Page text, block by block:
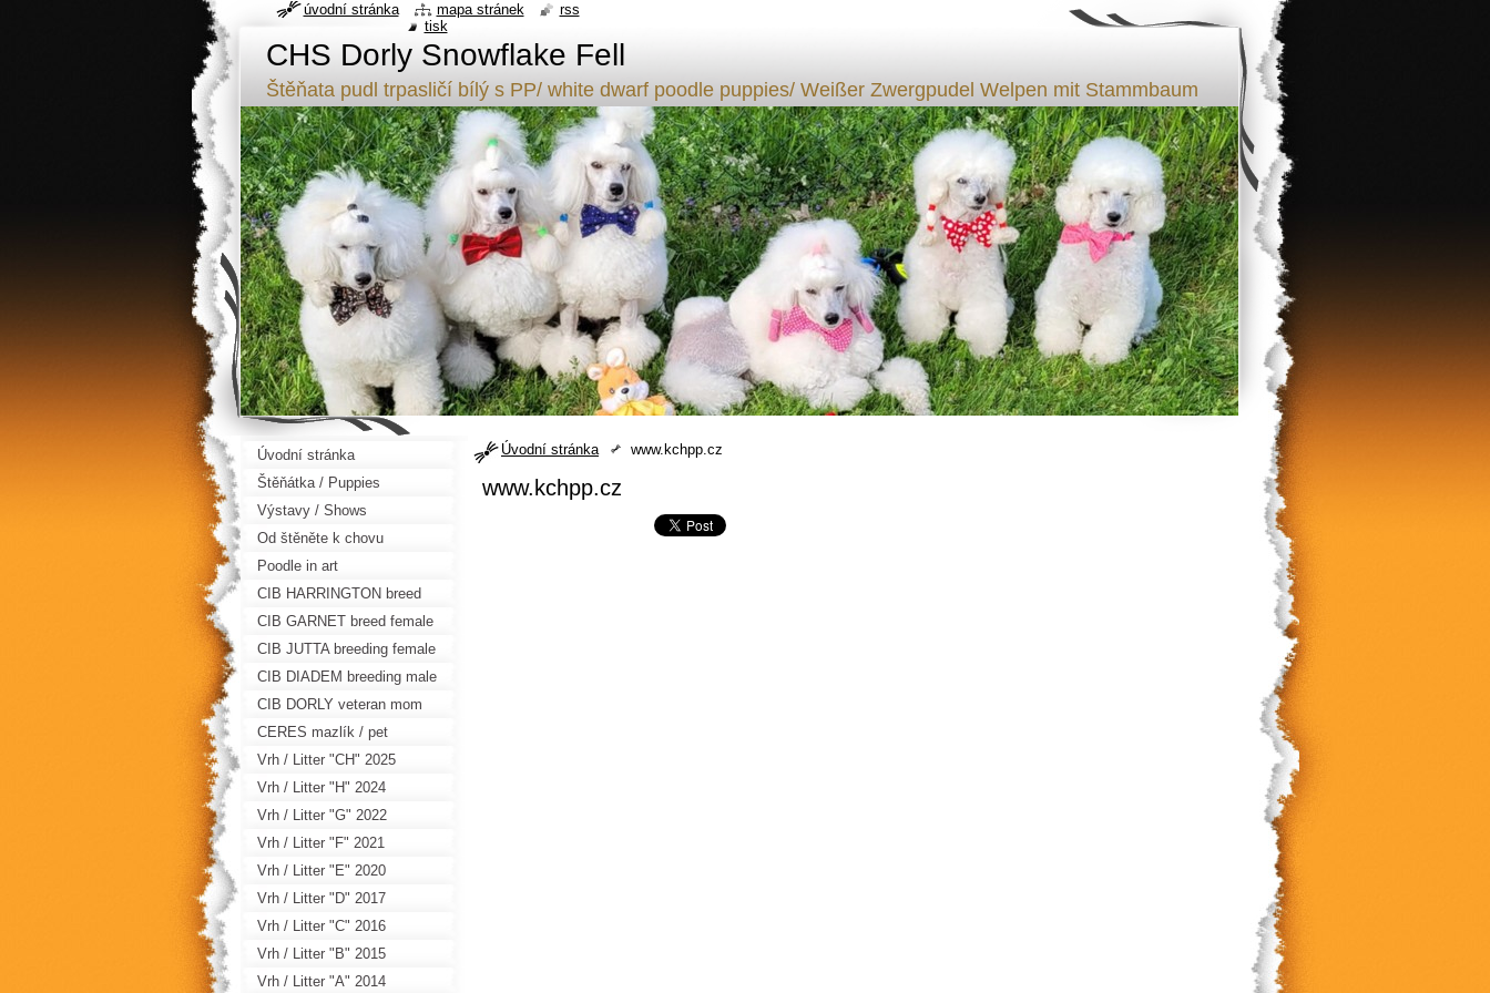
CHS Dorly Snowflake Fell
Štěňata pudl trpasličí bílý s PP/ white dwarf poodle puppies/ Weißer Zwergpudel Welpen mit Stammbaum
Úvodní stránka www.kchpp.cz
www.kchpp.cz
Úvodní stránka
Štěňátka / Puppies
Výstavy / Shows
Od štěněte k chovu
Poodle in art
CIB HARRINGTON breed
male
CIB GARNET breed female
CIB JUTTA breeding female
CIB DIADEM breeding male
CIB DORLY veteran mom
CERES mazlík / pet
Vrh / Litter "CH" 2025
Vrh / Litter "H" 2024
Vrh / Litter "G" 2022
Vrh / Litter "F" 2021
Vrh / Litter "E" 2020
Vrh / Litter "D" 2017
Vrh / Litter "C" 2016
Vrh / Litter "B" 2015
Vrh / Litter "A" 2014
úvodní stránka mapa stránek
rss
tisk